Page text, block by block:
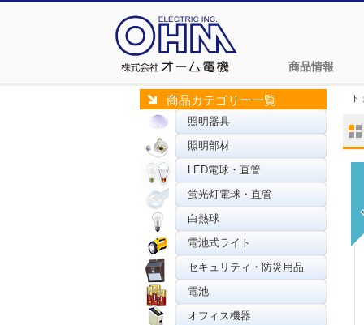
商品情報
商品カテゴリー一覧
照明器具
照明部材
LED電球・直管
蛍光灯電球・直管
白熱球
電池式ライト
セキュリティ・防災用品
電池
オフィス機器
ト